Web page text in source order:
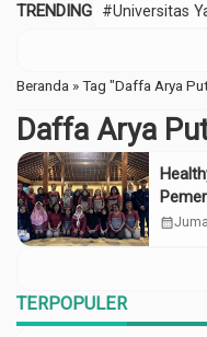
TRENDING #Universitas
Beranda »Tag "⁠Daffa Arya
⁠Daffa Arya
calendar_month
TERPOPULER